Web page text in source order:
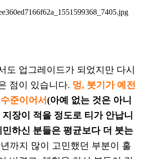
도 업그레이드가 되었지만 다시
점이 있습니다. 멍, 붓기 가 예전
준이어서(아예 없는 것은 아니
지장이 적을 정도로 티가 안납니
하신 분들은 평균보다 더 붓는
까지 많이 고민했던 부분이 훌